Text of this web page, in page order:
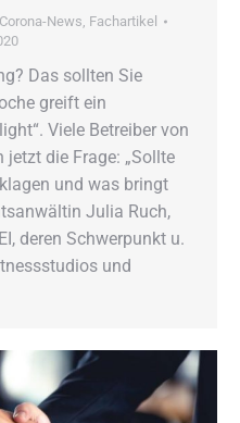
Corona-News, Fachartikel
Das sollten Sie
greift ein
Viele Betreiber von
die Frage: „Sollte
und was bringt
Julia Ruch,
deren Schwerpunkt u.
und